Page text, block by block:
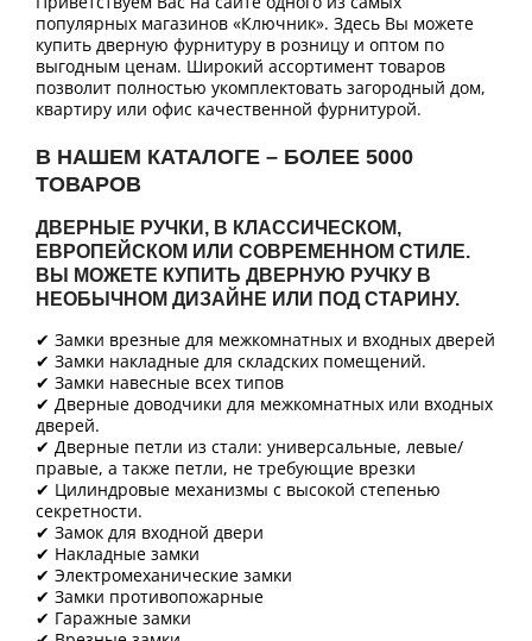
популярных магазинов «Ключник». Здесь Вы можете
купить дверную фурнитуру в розницу и оптом по
выгодным ценам. Широкий ассортимент товаров
позволит полностью укомплектовать загородный дом,
квартиру или офис качественной фурнитурой.
В НАШЕМ КАТАЛОГЕ – БОЛЕЕ 5000
ТОВАРОВ
ДВЕРНЫЕ РУЧКИ, В КЛАССИЧЕСКОМ,
ЕВРОПЕЙСКОМ ИЛИ СОВРЕМЕННОМ СТИЛЕ.
ВЫ МОЖЕТЕ КУПИТЬ ДВЕРНУЮ РУЧКУ В
НЕОБЫЧНОМ ДИЗАЙНЕ ИЛИ ПОД СТАРИНУ.
✔ Замки врезные для межкомнатных и входных дверей
✔ Замки накладные для складских помещений.
✔ Замки навесные всех типов
✔ Дверные доводчики для межкомнатных или входных
дверей.
✔ Дверные петли из стали: универсальные, левые/
правые, а также петли, не требующие врезки
✔ Цилиндровые механизмы с высокой степенью
секретности.
✔ Замок для входной двери
✔ Накладные замки
✔ Электромеханические замки
✔ Замки противопожарные
✔ Гаражные замки